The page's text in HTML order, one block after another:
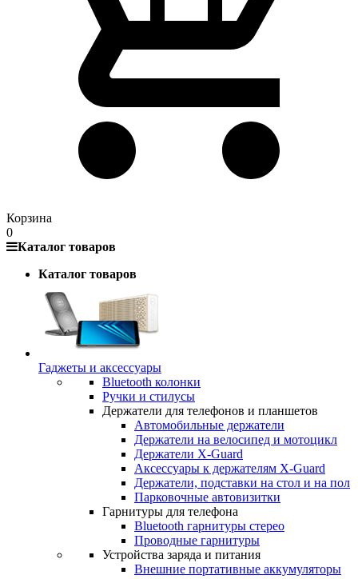
Корзина
0
Каталог товаров
Каталог товаров
Гаджеты и аксессуары
Bluetooth колонки
Ручки и стилусы
Держатели для телефонов и планшетов
Автомобильные держатели
Держатели на велосипед и мотоцикл
Держатели X-Guard
Аксессуары к держателям X-Guard
Держатели, подставки на стол и на пол
Парковочные автовизитки
Гарнитуры для телефона
Bluetooth гарнитуры стерео
Проводные гарнитуры
Устройства заряда и питания
Внешние портативные аккумуляторы